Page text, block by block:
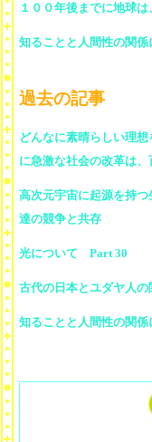
１００年後までに地球
知ることと人間性の関
過去の記事
どんなに素晴らしい理
に急激な社会の改革は
高次元宇宙に起源を持
達の競争と共存
光について Part 30
古代の日本とユダヤ人
知ることと人間性の関